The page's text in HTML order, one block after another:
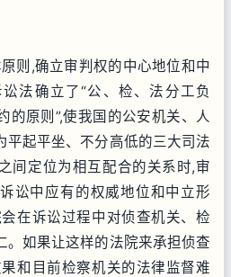
原则,确立审判权的中心地位和中
法确立了“公、检、法分工负
的原则”,使我国的公安机关、人
平起平坐、不分高低的三大司法
间定位为相互配合的关系时,审
讼中应有的权威地位和中立形
在诉讼过程中对侦查机关、检
。如果让这样的法院来承担侦查
和目前检察机关的法律监督难